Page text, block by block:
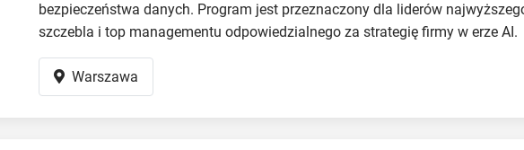
bezpieczeństwa danych. Program jest przeznaczony dla liderów
szczebla i top managementu odpowiedzialnego za strategię firmy w erze AI.
Warszawa